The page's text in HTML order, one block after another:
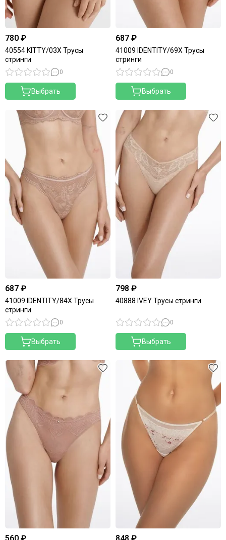
780 ₽
40554 KITTY/03X Трусы
стринги
0
Выбрать
687 ₽
41009 IDENTITY/69X Трусы
стринги
0
Выбрать
687 ₽
41009 IDENTITY/84X Трусы
стринги
0
Выбрать
798 ₽
40888 IVEY Трусы стринги
0
Выбрать